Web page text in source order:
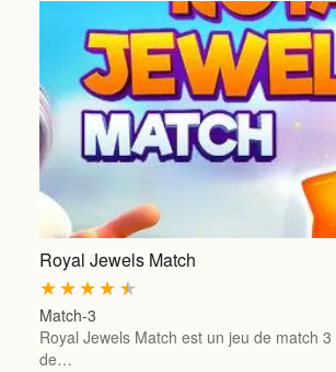
Royal Jewels Match
★
★
★
★
★
Match-3
Royal Jewels Match est un jeu de match
de…